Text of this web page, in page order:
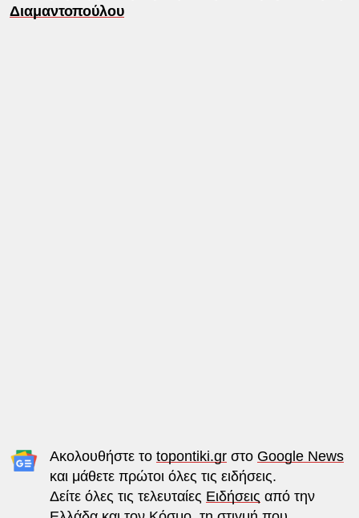
Διαμαντοπούλου
Ακολουθήστε το topontiki.grστο Google News
και μάθετε πρώτοι όλες τις ειδήσεις.
Δείτε όλες τις τελευταίες Ειδήσεις από την